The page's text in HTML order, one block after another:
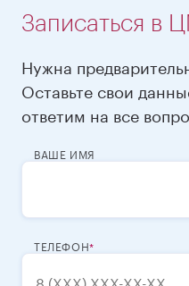
Записаться в
Нужна
Оставьте свои
ответим на все
ВАШЕ ИМЯ
ТЕЛЕФОН